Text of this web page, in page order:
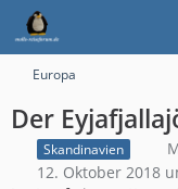
Europa
Der
Skandinavien
12. Oktober 2018